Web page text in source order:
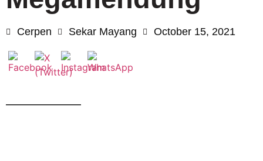
Cerpen Sekar Mayang October 15, 2021